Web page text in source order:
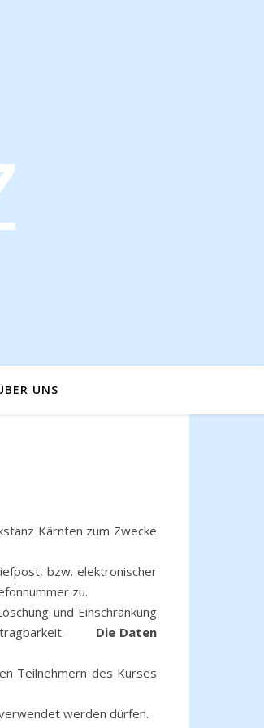
UNS
Kärnten zum Zwecke
bzw. elektronischer
zu.
und Einschränkung
Die Daten
Teilnehmern des Kurses
werden dürfen.